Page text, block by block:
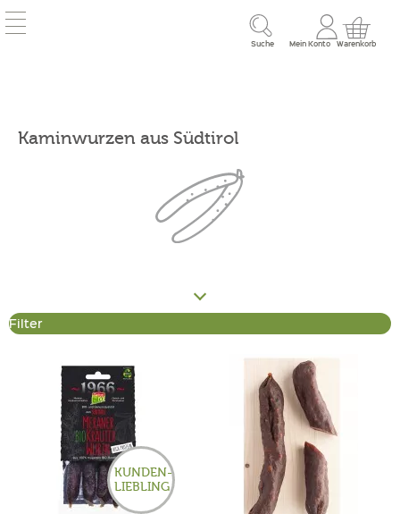
Suche Mein Konto Warenkorb
Kaminwurzen aus Südtirol
Filter
KUNDEN-
LIEBLING